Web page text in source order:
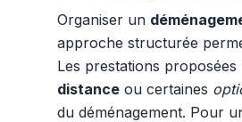
Organiser un
approche structurée
Les prestations
distance ou certaines
du déménagement. Pour